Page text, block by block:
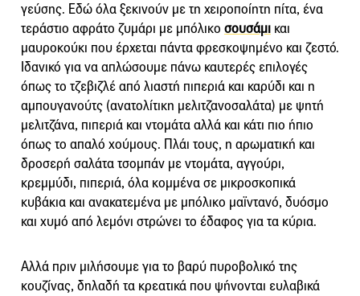
γεύσης. Εδώ όλα ξεκινούν με τη χειροποίητη πίτα, ένα
τεράστιο αφράτο ζυμάρι με μπόλικο σουσάμι και
μαυροκούκι που έρχεται πάντα φρεσκοψημένο και ζεστό.
Ιδανικό για να απλώσουμε πάνω καυτερές επιλογές
όπως το τζεβιζλέ από λιαστή πιπεριά και καρύδι και η
αμπουγανούτς (ανατολίτικη μελιτζανοσαλάτα) με ψητή
μελιτζάνα, πιπεριά και ντομάτα αλλά και κάτι πιο ήπιο
όπως το απαλό χούμους. Πλάι τους, η αρωματική και
δροσερή σαλάτα τσομπάν με ντομάτα, αγγούρι,
κρεμμύδι, πιπεριά, όλα κομμένα σε μικροσκοπικά
κυβάκια και ανακατεμένα με μπόλικο μαϊντανό, δυόσμο
και χυμό από λεμόνι στρώνει το έδαφος για τα κύρια.
Αλλά πριν μιλήσουμε για το βαρύ πυροβολικό της
κουζίνας, δηλαδή τα κρεατικά που ψήνονται ευλαβικά